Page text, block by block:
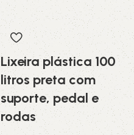
Lixeira plástica 100
litros preta com
suporte, pedal e
rodas